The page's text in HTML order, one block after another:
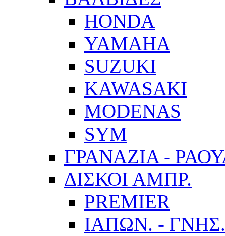
HONDA
YAMAHA
SUZUKI
KAWASAKI
MODENAS
SYM
ΓΡΑΝΑΖΙΑ -
ΔΙΣΚΟΙ ΑΜΠΡ.
PREMIER
ΙΑΠΩΝ. - ΓΝΗΣ.